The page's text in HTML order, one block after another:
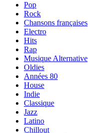
Pop
Rock
Chansons françaises
Electro
Hits
Rap
Musique Alternative
Oldies
Années 80
House
Indie
Classique
Jazz
Latino
Chillout